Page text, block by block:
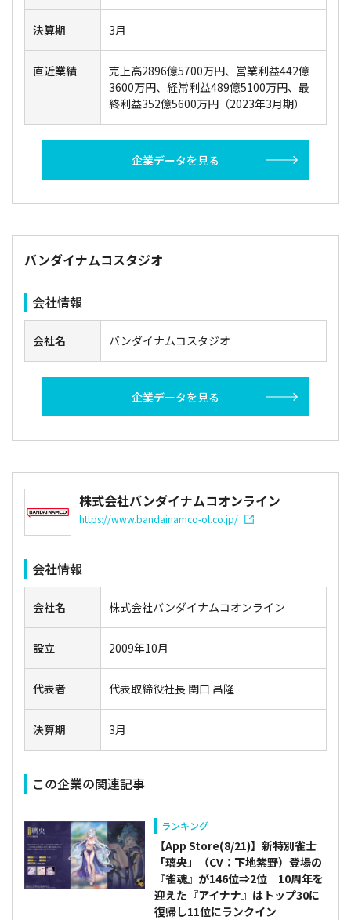
決算期 3月
直近業績
売上高2896億5700万円、営業利益442億
3600万円、経常利益489億5100万円、最
終利益352億5600万円（2023年3月期）
企業データを見る
バンダイナムコスタジオ
会社情報
会社名 バンダイナムコスタジオ
企業データを見る
株式会社バンダイナムコオンライン
https://www.bandainamco-ol.co.jp/
会社情報
会社名 株式会社バンダイナムコオンライン
設立 2009年10月
代表者 代表取締役社長 関口 昌隆
決算期 3月
この企業の関連記事
ランキング
【App Store(8/21)】新特別雀士
「璃央」（CV：下地紫野）登場の
『雀魂』が146位⇒2位 10周年を
迎えた『アイナナ』はトップ30に
復帰し11位にランクイン